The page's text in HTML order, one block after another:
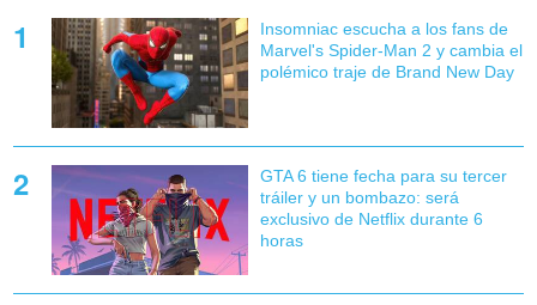
Insomniac escucha a los fans de
Marvel's Spider-Man 2 y cambia el
polémico traje de Brand New Day
GTA 6 tiene fecha para su tercer
tráiler y un bombazo: será
exclusivo de Netflix durante 6
horas